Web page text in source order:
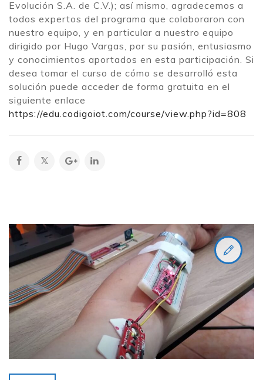
Evolución S.A. de C.V.); así mismo, agradecemos a
todos expertos del programa que colaboraron con
nuestro equipo, y en particular a nuestro equipo
dirigido por Hugo Vargas, por su pasión, entusiasmo
y conocimientos aportados en esta participación. Si
desea tomar el curso de cómo se desarrolló esta
solución puede acceder de forma gratuita en el
siguiente enlace
https://edu.codigoiot.com/course/view.php?id=808